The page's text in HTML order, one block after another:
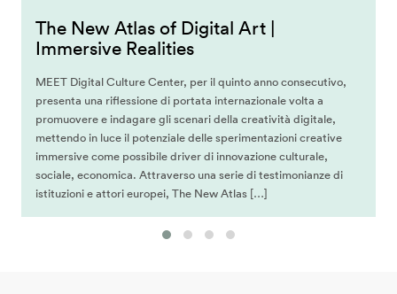
The New Atlas of Digital Art |
Immersive Realities
MEET Digital Culture Center, per il quinto anno consecutivo,
presenta una riflessione di portata internazionale volta a
promuovere e indagare gli scenari della creatività digitale,
mettendo in luce il potenziale delle sperimentazioni creative
immersive come possibile driver di innovazione culturale,
sociale, economica. Attraverso una serie di testimonianze di
istituzioni e attori europei, The New Atlas […]